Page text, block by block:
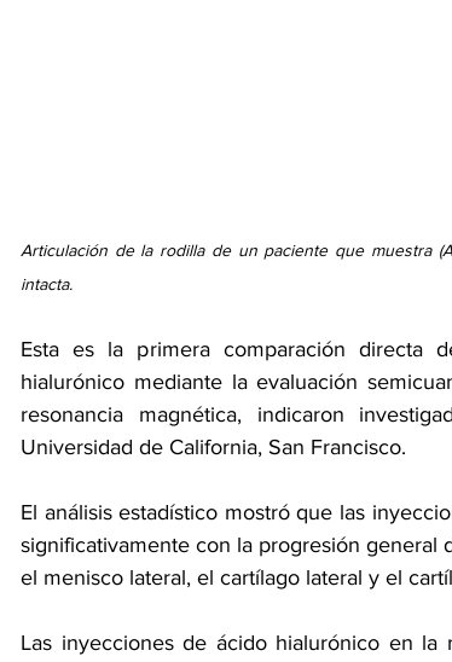
Articulación de la rodilla de un paciente que muestra
intacta.
Esta es la primera comparación directa
hialurónico mediante la evaluación
resonancia magnética, indicaron
Universidad de California, San Francisco.
El análisis estadístico mostró que las
significativamente con la progresión general
el menisco lateral, el cartílago lateral y el
Las inyecciones de ácido hialurónico en